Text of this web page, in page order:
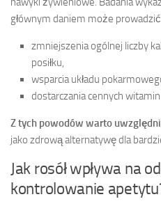
głównym daniem może
zmniejszenia ogólnej liczby
posiłku,
wsparcia układu
dostarczania cennych witamin
Z tych powodów warto
jako zdrową alternatywę dla
Jak rosół wpływa na
kontrolowanie